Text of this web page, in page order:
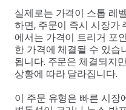
실제로는 가격이 스톱 레
하면, 주문이 즉시 시장가
에서는 가격이 트리거 포
한 가격에 체결될 수 있습
됩니다. 주문은 체결되지
상황에 따라 달라집니다.
이 주문 유형은 빠른 시장